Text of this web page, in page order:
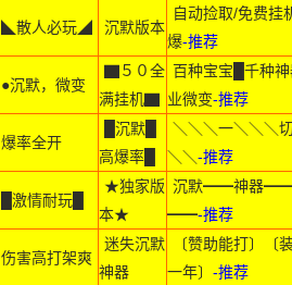
◣散人必玩◢ 沉默版本
自动捡取/免费挂
爆-推荐
●沉默，微变
▇５０全
满挂机▇
百种宝宝█千种
业微变-推荐
爆率全开
█沉默█
高爆率█
＼＼＼一＼＼＼
＼＼-推荐
█激情耐玩█
★独家版
本★
沉默━━神器━━
━━-推荐
伤害高打架爽
迷失沉默
神器
〔赞助能打〕〔
一年〕 -推荐